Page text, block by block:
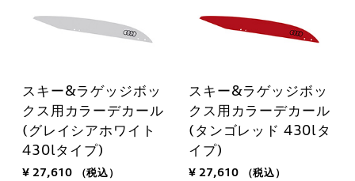
スキー&ラゲッジボッ
クス用カラーデカール
(グレイシアホワイト
430lタイプ)
¥ 27,610 （税込）
スキー&ラゲッジボッ
クス用カラーデカール
(タンゴレッド 430lタ
イプ)
¥ 27,610 （税込）